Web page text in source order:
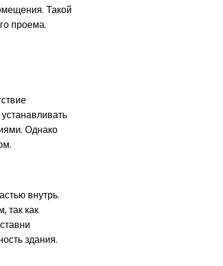
Такой
проема.
Однако
внутрь.
так как
здания.